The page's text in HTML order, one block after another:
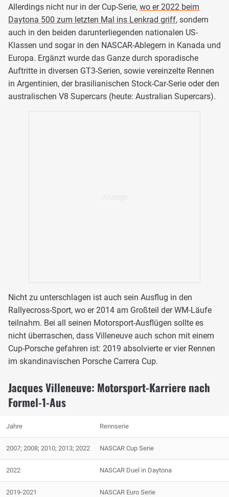
Allerdings nicht nur in der Cup-Serie, wo er 2022 beim
Daytona 500 zum letzten Mal ins Lenkrad griff, sondern
auch in den beiden darunterliegenden nationalen US-
Klassen und sogar in den NASCAR-Ablegern in Kanada und
Europa. Ergänzt wurde das Ganze durch sporadische
Auftritte in diversen GT3-Serien, sowie vereinzelte Rennen
in Argentinien, der brasilianischen Stock-Car-Serie oder den
australischen V8 Supercars (heute: Australian Supercars).
Nicht zu unterschlagen ist auch sein Ausflug in den
Rallyecross-Sport, wo er 2014 am Großteil der WM-Läufe
teilnahm. Bei all seinen Motorsport-Ausflügen sollte es
nicht überraschen, dass Villeneuve auch schon mit einem
Cup-Porsche gefahren ist: 2019 absolvierte er vier Rennen
im skandinavischen Porsche Carrera Cup.
Jacques Villeneuve: Motorsport-Karriere nach
Formel-1-Aus
Jahre Rennserie
2007; 2008; 2010; 2013; 2022 NASCAR Cup Serie
2022 NASCAR Duel in Daytona
2019-2021 NASCAR Euro Serie